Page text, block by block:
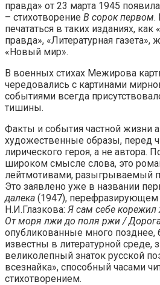
правда» от 23 марта 1945
– стихотворение В сорок первом.
печататься в таких изданиях,
правда», «Литературная
«Новый мир».
В военных стихах Межирова
чередовались с картинами
событиями всегда
тишины.
Факты и события частной жизни
художественные образы, перед
лирического героя, а не автора.
широком смысле слова, это
лейтмотивами, разыгрываемый
Это заявлено уже в названии
далека (1947), перефразирующем
Н.И.Глазкова: Я сам себе корежил
От моря лжи до поля ржи /
опубликованные много позднее,
известны в литературной среде,
великолепный знаток русской
всезнайка», способный часами
стихотворением.